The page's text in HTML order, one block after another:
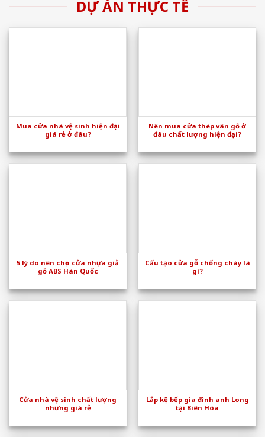
DỰ ÁN THỰC TẾ
Mua cửa nhà vệ sinh hiện đại
giá rẻ ở đâu?
Nên mua cửa thép vân gỗ ở
đâu chất lượng hiện đại?
5 lý do nên chọn cửa nhựa giả
gỗ ABS Hàn Quốc
Cấu tạo cửa gỗ chống cháy là
gì?
Cửa nhà vệ sinh chất lượng
nhưng giá rẻ
Lắp kệ bếp gia đình anh Long
tại Biên Hòa